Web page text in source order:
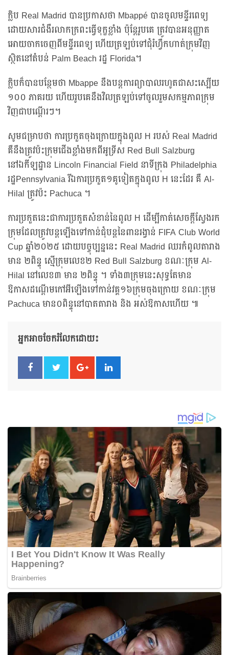
ក្លិប Real Madrid បានប្រកាសថា Mbappé បានចូលមន្ទីរពេទ្យ
ដោយសារជំងឺរលាកក្រពះធ្វើទុក្ខខ្លាំង ប៉ុន្តែរូបគេ ត្រូវបានអនុញ្ញាត
អោយចាកចេញពីមន្ទីរពេទ្យ ហើយត្រឡប់ទៅជុំរំហ្វឹកហាត់ក្រុមវិញ
ស្ថិតនៅតំបន់ Palm Beach រដ្ឋ Florida។
ក្លិបក៏បានបន្ថែមថា Mbappe នឹងបន្តការព្យាបាលរហូតជាសះស្បើយ
១០០ ភាគរយ ហើយរូបគេនឹងវិលត្រឡប់ទៅចូលរួមសកម្មភាពក្រុម
វិញជាបណ្តើរៗ។
សូមជម្រាបថា ការប្រកួតចុងក្រោយក្នុងពូល H របស់ Real Madrid
គឺនឹងត្រូវប៉ះក្រុមជើងខ្លាំងមកពីអូទ្រីស Red Bull Salzburg
នៅឯកីឡដ្ឋាន Lincoln Financial Field នាទីក្រុង Philadelphia
រដ្ឋPennsylvania រីឯការប្រកួត១គូទៀតក្នុងពូល H នេះដែរ គឺ Al-
Hilal ត្រូវប៉ះ Pachuca ។
ការប្រកួតនេះជាការប្រកួតសំខាន់នៃពូល H ដើម្បីកាត់សេចក្តីស្វែងរក
ក្រុមដែលត្រូវបន្តឡើងទៅកាន់ជុំបន្តនៃពានរង្វាន់ FIFA Club World
Cup ឆ្នាំ២០២៥ ដោយបច្ចុប្បន្ននេះ Real Madrid ឈរកំពូលតារាង
មាន ២ពិន្ទុ ស្មើក្រុមលេខ២ Red Bull Salzburg ខណៈក្រុម Al-
Hilal នៅលេខ៣ មាន ២ពិន្ទុ ។ ទាំង៣ក្រុមនេះសុទ្ធតែមាន
ឱកាសដណ្តើមកៅអីឡើងទៅកាន់វគ្គ១៦ក្រុមចុងក្រោយ ខណៈក្រុម
Pachuca មាន០ពិន្ទុនៅបាតតារាង និង អស់ឱកាសហើយ ៕
អ្នកអាចចែករំលែកដោយ៖